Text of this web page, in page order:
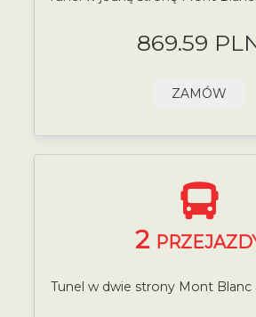
869.59
ZAMÓW
2
Tunel w dwie strony Mont Blanc